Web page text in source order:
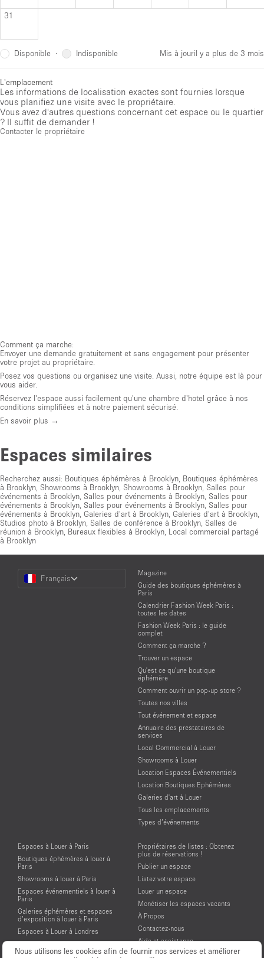
Nous utilisons les cookies afin de fournir nos services et améliorer
31
Disponible · Indisponible Mis à jouril y a plus de 3 mois
L'emplacement
Les informations de localisation exactes sont fournies lorsque
vous planifiez une visite avec le propriétaire.
Vous avez d'autres questions concernant cet espace ou le quartier
? Il suffit de demander !
Contacter le propriétaire
Comment ça marche:
Envoyer une demande gratuitement et sans engagement pour présenter
votre projet au propriétaire.
Posez vos questions ou organisez une visite. Aussi, notre équipe est là pour
vous aider.
Réservez l'espace aussi facilement qu'une chambre d'hotel grâce à nos
conditions simplifiées et à notre paiement sécurisé.
En savoir plus →
Espaces similaires
Recherchez aussi: Boutiques éphémères à Brooklyn Boutiques éphémères
à Brooklyn Showrooms à Brooklyn Showrooms à Brooklyn Salles pour
événements à Brooklyn Salles pour événements à Brooklyn Salles pour
événements à Brooklyn Salles pour événements à Brooklyn Salles pour
événements à Brooklyn Galeries d'art à Brooklyn Galeries d'art à Brooklyn
Studios photo à Brooklyn Salles de conférence à Brooklyn Salles de
réunion à Brooklyn Bureaux flexibles à Brooklyn Local commercial partagé
à Brooklyn
Choose
Language
Français
Magazine
Guide des boutiques éphémères à
Paris
Calendrier Fashion Week Paris :
toutes les dates
Fashion Week Paris : le guide
complet
Comment ça marche ?
Trouver un espace
Qu'est ce qu'une boutique
éphémère
Comment ouvrir un pop-up store ?
Toutes nos villes
Tout événement et espace
Annuaire des prestataires de
services
Local Commercial à Louer
Showrooms à Louer
Location Espaces Événementiels
Location Boutiques Ephémères
Galeries d'art à Louer
Tous les emplacements
Types d’événements
Espaces à Louer à Paris
Boutiques éphémères à louer à
Paris
Showrooms à louer à Paris
Espaces événementiels à louer à
Paris
Galeries éphémères et espaces
d’exposition à louer à Paris
Espaces à Louer à Londres
Espaces à Louer à New York
Espaces à Louer à San Francisco
Propriétaires de listes : Obtenez
plus de réservations !
Publier un espace
Listez votre espace
Louer un espace
Monétiser les espaces vacants
À Propos
Contactez-nous
Aide et assistance
Conditions générales d'utilisation